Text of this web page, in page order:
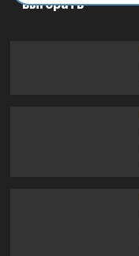
выгорать